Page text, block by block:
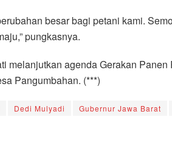
besar bagi petani kami.
pungkasnya.
melanjutkan agenda Gerakan
Pangumbahan. (***)
Dedi Mulyadi Gubernur Jawa Barat